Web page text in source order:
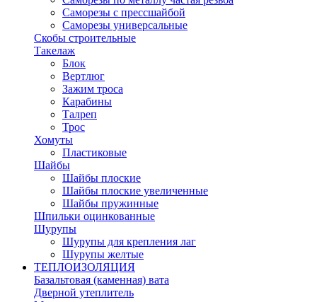
Саморезы с прессшайбой
Саморезы универсальные
Скобы строительные
Такелаж
Блок
Вертлюг
Зажим троса
Карабины
Талреп
Трос
Хомуты
Пластиковые
Шайбы
Шайбы плоские
Шайбы плоские увеличенные
Шайбы пружинные
Шпильки оцинкованные
Шурупы
Шурупы для крепления лаг
Шурупы желтые
ТЕПЛОИЗОЛЯЦИЯ
Базальтовая (каменная) вата
Дверной утеплитель